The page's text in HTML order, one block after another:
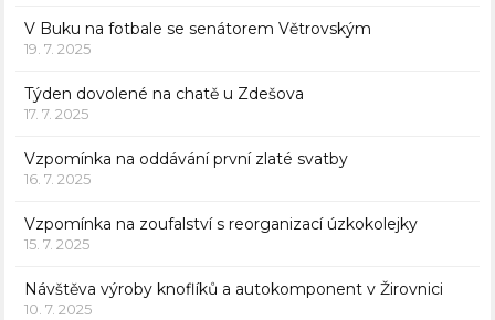
V Buku na fotbale se senátorem Větrovským
19. 7. 2025
Týden dovolené na chatě u Zdešova
17. 7. 2025
Vzpomínka na oddávání první zlaté svatby
16. 7. 2025
Vzpomínka na zoufalství s reorganizací úzkokolejky
15. 7. 2025
Návštěva výroby knoflíků a autokomponent v Žirovnici
10. 7. 2025